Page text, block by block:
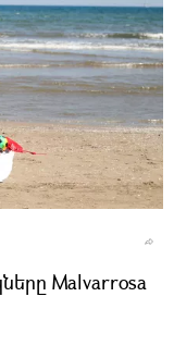
Malvarrosa